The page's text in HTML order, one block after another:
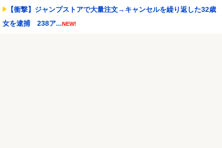
【衝撃】ジャンプストアで大量注文→キャンセルを繰り返した32歳
女を逮捕 238ア...NEW!